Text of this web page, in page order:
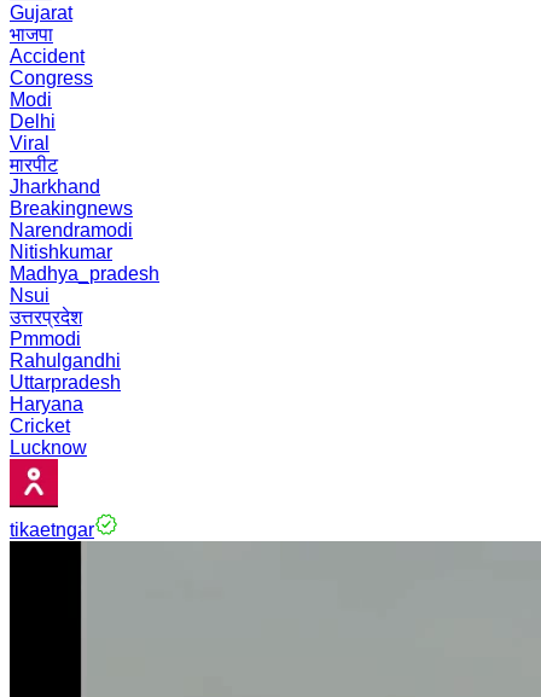
Gujarat
भाजपा
Accident
Congress
Modi
Delhi
Viral
मारपीट
Jharkhand
Breakingnews
Narendramodi
Nitishkumar
Madhya_pradesh
Nsui
उत्तरप्रदेश
Pmmodi
Rahulgandhi
Uttarpradesh
Haryana
Cricket
Lucknow
tikaetngar